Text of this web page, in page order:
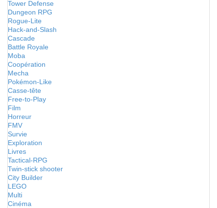
Tower Defense
Dungeon RPG
Rogue-Lite
Hack-and-Slash
Cascade
Battle Royale
Moba
Coopération
Mecha
Pokémon-Like
Casse-tête
Free-to-Play
Film
Horreur
FMV
Survie
Exploration
Livres
Tactical-RPG
Twin-stick shooter
City Builder
LEGO
Multi
Cinéma